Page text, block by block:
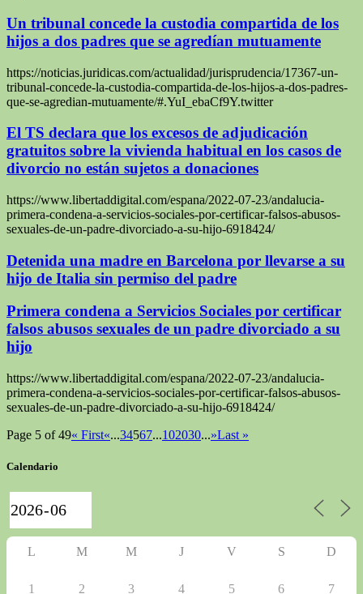
Un tribunal concede la custodia compartida de los
hijos a dos padres que se agredían mutuamente
https://noticias.juridicas.com/actualidad/jurisprudencia/17367-un-
tribunal-concede-la-custodia-compartida-de-los-hijos-a-dos-padres-
que-se-agredian-mutuamente/#.YuI_ebaCf9Y.twitter
El TS declara que los excesos de adjudicación
gratuitos sobre la vivienda habitual en los casos de
divorcio no están sujetos a donaciones
https://www.libertaddigital.com/espana/2022-07-23/andalucia-
primera-condena-a-servicios-sociales-por-certificar-falsos-abusos-
sexuales-de-un-padre-divorciado-a-su-hijo-6918424/
Detenida una madre en Barcelona por llevarse a su
hijo de Italia sin permiso del padre
Primera condena a Servicios Sociales por certificar
falsos abusos sexuales de un padre divorciado a su
hijo
https://www.libertaddigital.com/espana/2022-07-23/andalucia-
primera-condena-a-servicios-sociales-por-certificar-falsos-abusos-
sexuales-de-un-padre-divorciado-a-su-hijo-6918424/
Page 5 of 49« First«...34567...102030...»Last »
Calendario
L M M J V S D
1 2 3 4 5 6 7